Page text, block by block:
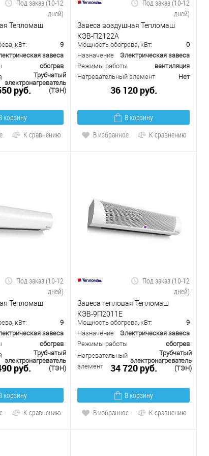
Под заказ (10-12
дней)
Тепломаш
кВт:
9
завеса
обогрев
Трубчатый
электронагреватель
(ТЭН)
руб.
корзину
К сравнению
Под заказ (10-12
дней)
Завеса воздушная Тепломаш
КЭВ-П2122А
Мощность обогрева, кВт:
0
Назначение
Электрическая завеса
Режимы работы
вентиляция
Нагревательный элемент
Нет
36 120 руб.
В корзину
В избранное
К сравнению
Под заказ (10-12
дней)
Тепломаш
кВт:
9
завеса
обогрев
Трубчатый
электронагреватель
(ТЭН)
руб.
корзину
К сравнению
Под заказ (10-12
дней)
Завеса тепловая Тепломаш
КЭВ-9П2011Е
Мощность обогрева, кВт:
9
Назначение
Электрическая завеса
Режимы работы
обогрев
Нагревательный
элемент
Трубчатый
электронагреватель
(ТЭН)
34 720 руб.
В корзину
В избранное
К сравнению